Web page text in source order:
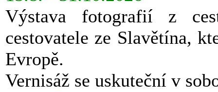
Výstava fotografií z
cestovatele ze Slavětína,
Evropě.
Vernisáž se uskuteční v